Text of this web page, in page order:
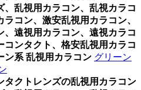
、乱視用カラコン、乱視カラコ
ラコン、激安乱視用カラコン、
、遠視用カラコン、遠視カラコ
コンタクト、格安乱視用カラコ
ン系 乱視用カラコン グリーン
タクトレンズの乱視用カラコン